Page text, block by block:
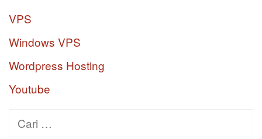
VPS
Windows VPS
Wordpress Hosting
Youtube
Cari